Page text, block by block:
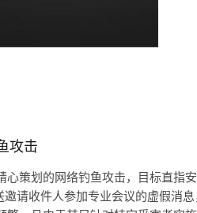
攻击
策划的网络钓鱼攻击，目标直指
请收件人参加专业会议的虚假消